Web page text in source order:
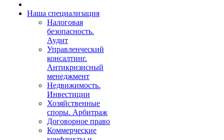
Наша специализация
Налоговая
безопасность.
Аудит
Управленческий
консалтинг.
Антикризисный
менеджмент
Недвижимость.
Инвестиции
Хозяйственные
споры. Арбитраж
Договорное право
Коммерческие